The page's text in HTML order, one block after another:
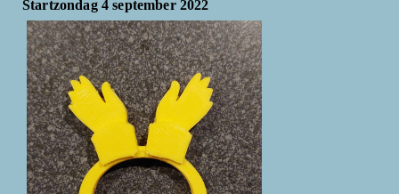
Startzondag 4 september 2022